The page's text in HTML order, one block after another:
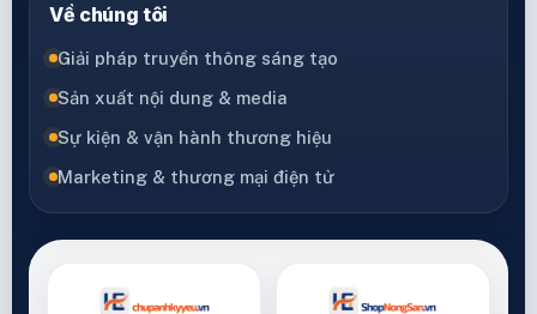
Về chúng tôi
Giải pháp truyền thông sáng tạo
Sản xuất nội dung & media
Sự kiện & vận hành thương hiệu
Marketing & thương mại điện tử